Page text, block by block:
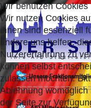
Wir benutzen Cookies
Wir nutzen Cookies
ihnen sind essenziell
andere uns helfen,
Nutzererfahrung zu
können selbst
zulassen möchten.
Ablehnung
der Seite zur